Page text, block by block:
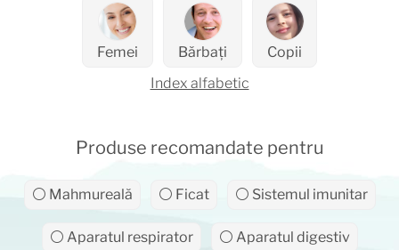
Femei Bărbați
Copii
Index alfabetic
Produse recomandate pentru
⚪ Mahmureală ⚪ Ficat ⚪ Sistemul imunitar
⚪ Aparatul respirator ⚪ Aparatul digestiv